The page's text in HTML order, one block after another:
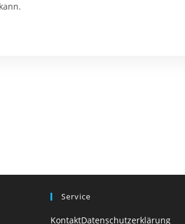
Service
KontaktDatenschutzerklärung